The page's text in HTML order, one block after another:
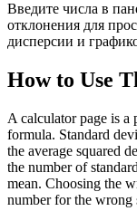
Введите числа в
отклонения для
дисперсии и
How to Use
A calculator page is a
formula. Standard
the average squared
the number of
mean. Choosing the
number for the wrong